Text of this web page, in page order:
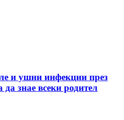
и ушни инфекции през
знае всеки родител